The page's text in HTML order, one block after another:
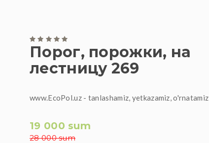
Порог, порожки, на
лестницу 269
www.EcoPol.uz - tanlashamiz, yetkazamiz, o'rnatamiz
19 000 sum
28 000 sum